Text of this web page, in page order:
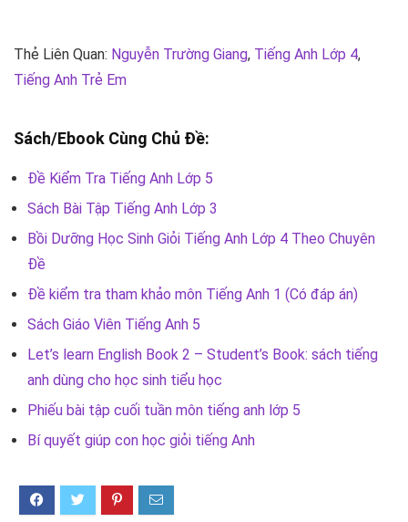
Thẻ Liên Quan: Nguyễn Trường Giang, Tiếng Anh Lớp 4,
Tiếng Anh Trẻ Em
Sách/Ebook Cùng Chủ Đề:
Đề Kiểm Tra Tiếng Anh Lớp 5
Sách Bài Tập Tiếng Anh Lớp 3
Bồi Dưỡng Học Sinh Giỏi Tiếng Anh Lớp 4 Theo Chuyên
Đề
Đề kiểm tra tham khảo môn Tiếng Anh 1 (Có đáp án)
Sách Giáo Viên Tiếng Anh 5
Let’s learn English Book 2 – Student’s Book: sách tiếng
anh dùng cho học sinh tiểu học
Phiếu bài tập cuối tuần môn tiếng anh lớp 5
Bí quyết giúp con học giỏi tiếng Anh